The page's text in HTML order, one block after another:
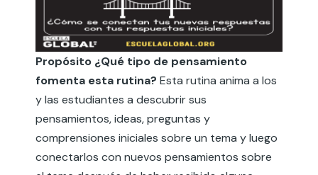
Propósito ¿Qué tipo de pensamiento
fomenta esta rutina? Esta rutina anima a los
y las estudiantes a descubrir sus
pensamientos, ideas, preguntas y
comprensiones iniciales sobre un tema y luego
conectarlos con nuevos pensamientos sobre